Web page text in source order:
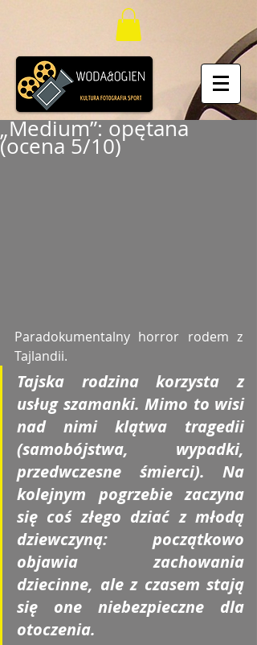
„Medium”: opętana
(ocena 5/10)
Paradokumentalny horror rodem z
Tajlandii.
Tajska rodzina korzysta z
usług szamanki. Mimo to wisi
nad nimi klątwa tragedii
(samobójstwa, wypadki,
przedwczesne śmierci). Na
kolejnym pogrzebie zaczyna
się coś złego dziać z młodą
dziewczyną: początkowo
objawia zachowania
dziecinne, ale z czasem stają
się one niebezpieczne dla
otoczenia.